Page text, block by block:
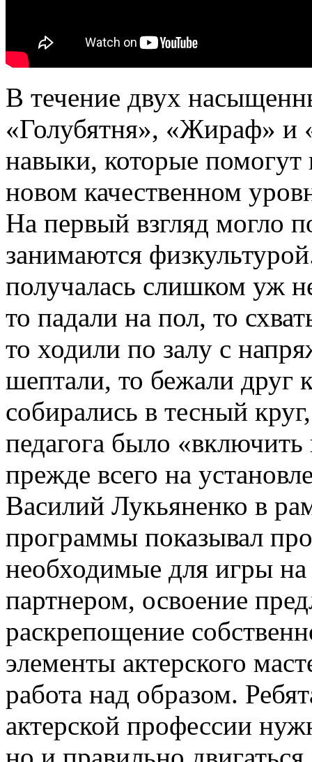
В течение двух
«Голубятня», «Жираф» и
навыки, которые помогут
новом качественном
На первый взгляд могло
занимаются
получалась слишком уж
то падали на пол, то
то ходили по залу с
шептали, то бежали друг
собирались в тесный
педагога было
прежде всего на
Василий Лукьяненко в
программы показывал
необходимые для игры на
партнером, освоение
раскрепощение
элементы актерского
работа над образом.
актерской профессии